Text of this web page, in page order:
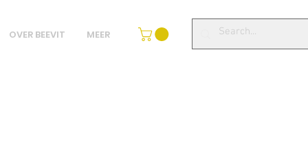
OVER BEEVIT MEER